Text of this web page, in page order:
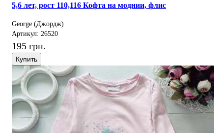
5,6 лет, рост 110,116 Кофта на моднии, флис
George (Джордж)
Артикул: 26520
195 грн.
Купить